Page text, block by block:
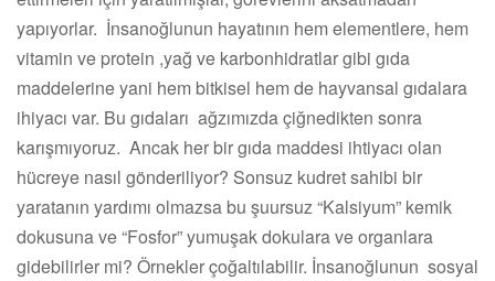
yapıyorlar. İnsanoğlunun hayatının hem elementlere, hem
vitamin ve protein ,yağ ve karbonhidratlar gibi gıda
maddelerine yani hem bitkisel hem de hayvansal gıdalara
ihiyacı var. Bu gıdaları ağzımızda çiğnedikten sonra
karışmıyoruz. Ancak her bir gıda maddesi ihtiyacı olan
hücreye nasıl gönderiliyor? Sonsuz kudret sahibi bir
yaratanın yardımı olmazsa bu şuursuz “Kalsiyum” kemik
dokusuna ve “Fosfor” yumuşak dokulara ve organlara
gidebilirler mi? Örnekler çoğaltılabilir. İnsanoğlunun sosyal